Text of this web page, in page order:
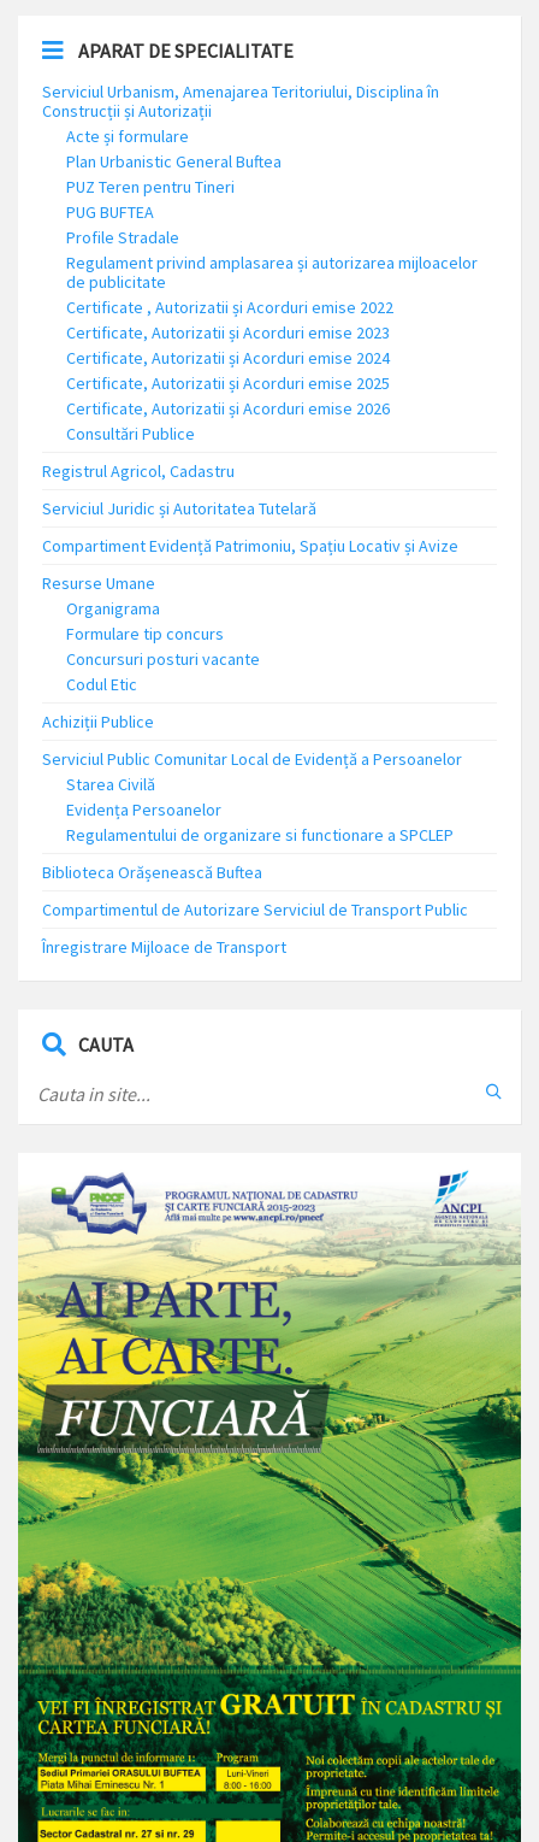
APARAT DE SPECIALITATE
Serviciul Urbanism, Amenajarea Teritoriului, Disciplina în
Construcții și Autorizații
Acte și formulare
Plan Urbanistic General Buftea
PUZ Teren pentru Tineri
PUG BUFTEA
Profile Stradale
Regulament privind amplasarea și autorizarea mijloacelor
de publicitate
Certificate , Autorizatii și Acorduri emise 2022
Certificate, Autorizatii și Acorduri emise 2023
Certificate, Autorizatii și Acorduri emise 2024
Certificate, Autorizatii și Acorduri emise 2025
Certificate, Autorizatii și Acorduri emise 2026
Consultări Publice
Registrul Agricol, Cadastru
Serviciul Juridic și Autoritatea Tutelară
Compartiment Evidență Patrimoniu, Spațiu Locativ și Avize
Resurse Umane
Organigrama
Formulare tip concurs
Concursuri posturi vacante
Codul Etic
Achiziții Publice
Serviciul Public Comunitar Local de Evidență a Persoanelor
Starea Civilă
Evidența Persoanelor
Regulamentului de organizare si functionare a SPCLEP
Biblioteca Orășenească Buftea
Compartimentul de Autorizare Serviciul de Transport Public
Înregistrare Mijloace de Transport
CAUTA